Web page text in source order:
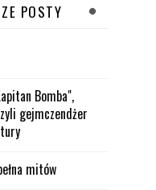
POSTY
Bomba",
gejmczendżer
mitów